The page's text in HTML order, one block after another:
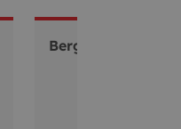
Bergbahnen